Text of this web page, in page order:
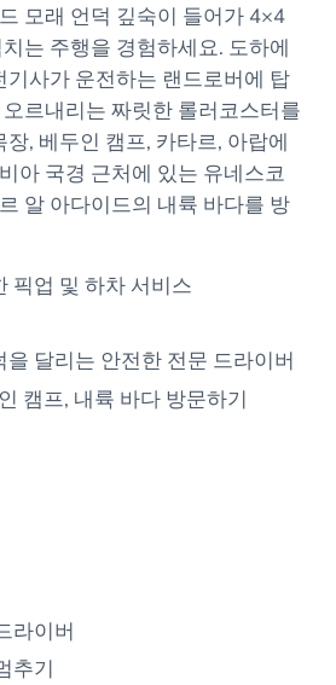
모래 언덕 깊숙이 들어가 4×4
는 주행을 경험하세요. 도하에
기사가 운전하는 랜드로버에 탑
르내리는 짜릿한 롤러코스터를
, 베두인 캠프, 카타르, 아랍에
아 국경 근처에 있는 유네스코
알 아다이드의 내륙 바다를 방
픽업 및 하차 서비스
달리는 안전한 전문 드라이버
캠프, 내륙 바다 방문하기
라이버
추기